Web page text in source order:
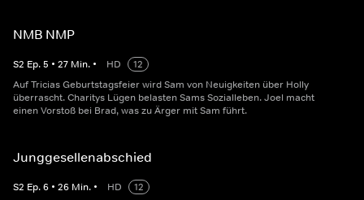
NMB NMP
S2 Ep.5 • 27 Min. • HD
12
Auf Tricias Geburtstagsfeier wird Sam von Neuigkeiten über Holly
überrascht. Charitys Lügen belasten Sams Sozialleben. Joel macht
einen Vorstoß bei Brad, was zu Ärger mit Sam führt.
Junggesellenabschied
S2 Ep.6 • 26 Min. • HD
12